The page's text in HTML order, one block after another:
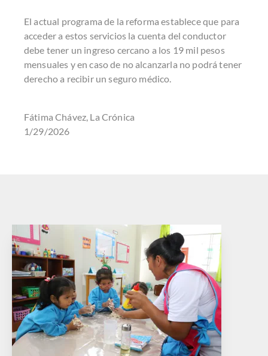
El actual programa de la reforma establece que para
acceder a estos servicios la cuenta del conductor
debe tener un ingreso cercano a los 19 mil pesos
mensuales y en caso de no alcanzarla no podrá tener
derecho a recibir un seguro médico.
Fátima Chávez, La Crónica
1/29/2026